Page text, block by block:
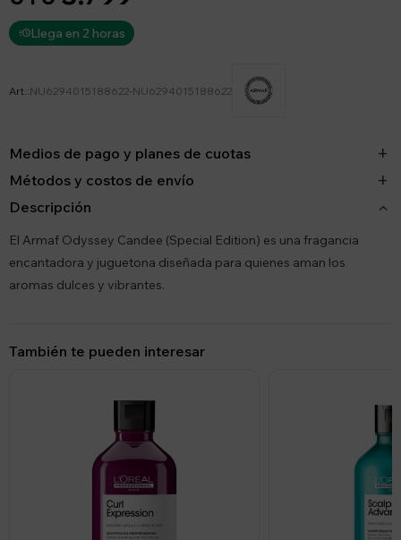
Llega en 2 horas
NU6294015188622-NU6294015188622
Medios de pago y planes de cuotas
Métodos y costos de envío
Descripción
El Armaf Odyssey Candee (Special Edition) es una fragancia
encantadora y juguetona diseñada para quienes aman los
aromas dulces y vibrantes.
También te pueden interesar